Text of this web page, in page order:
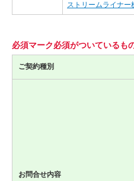
ストリームライナー
必須マーク必須がついているも
ご契約種別
お問合せ内容